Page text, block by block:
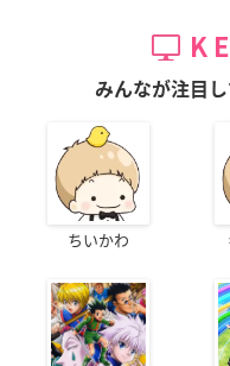
みんなが注目
ちいかわ